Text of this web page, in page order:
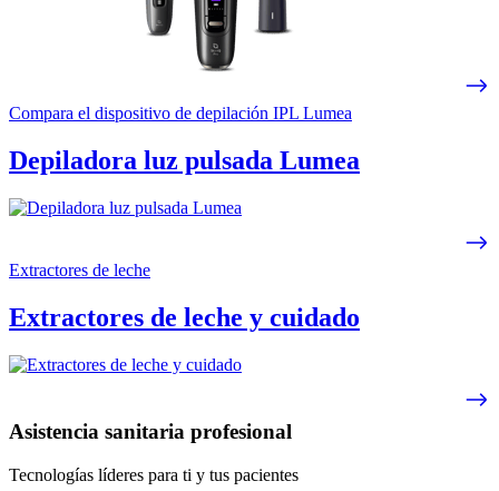
Compara el dispositivo de depilación IPL Lumea
Depiladora luz pulsada Lumea
Extractores de leche
Extractores de leche y cuidado
Asistencia sanitaria profesional
Tecnologías líderes para ti y tus pacientes